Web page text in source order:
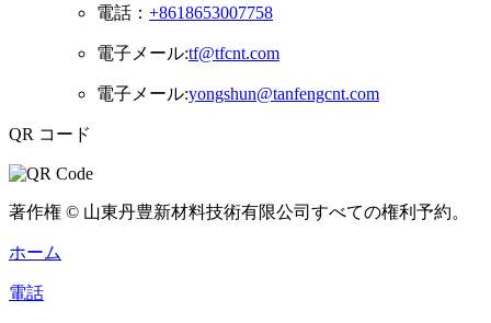
電話： +8618653007758
電子メール:tf@tfcnt.com
電子メール:yongshun@tanfengcnt.com
QR コード
著作権 © 山東丹豊新材料技術有限公司すべての権利予約。
ホーム
電話